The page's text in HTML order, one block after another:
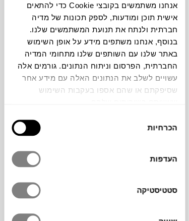
אנחנו משתמשים בקובצי Cookie כדי להתאים
אישית תוכן ומודעות, לספק תכונות של מדיה
חברתית ולנתח את תנועת המשתמשים שלנו.
בנוסף, אנחנו משתפים מידע על אופן השימוש
באתר שלנו עם השותפים שלנו מתחומי המדיה
החברתית, הפרסום וניתוח הנתונים. גורמים אלה
עשויים לשלב את הנתונים האלה עם מידע אחר
שסיפקתם או שהם אספו בעקבות השימוש
הסכמה
הכרחיות
העדפות
סטטיסטיקה
חלה שגיאה. אנא רעננו את הדף ונסו שנית
צבעים
מחזיק לכוסות חד פעמיות מבית המותג האיטלקי
FRATELLI GUZZINI. חלק מסדרת TIERRA
מונציה PIO&TITO TOSO. בהשראת הטבע
האירופאי, הם יצרו סדרה של כלים בגווני חום
אשר מזכירים אדמה, TIERRA באיטלקית. כל